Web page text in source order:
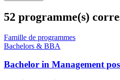
52 programme(s)
Famille de programmes
Bachelors & BBA
Bachelor in Management